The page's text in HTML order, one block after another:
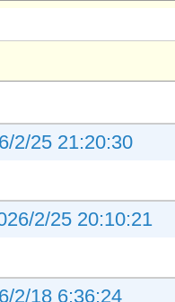
2/25 21:20:30
2/25 20:10:21
2/18 6:36:24